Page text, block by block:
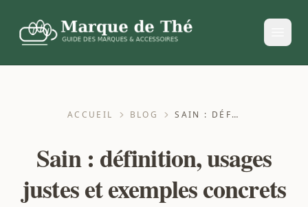
ACCUEIL BLOG SAIN : DÉFINITION, USAGES JUSTES ET EXEMPLES CONCRETS
Sain : définition, usages
justes et exemples concrets